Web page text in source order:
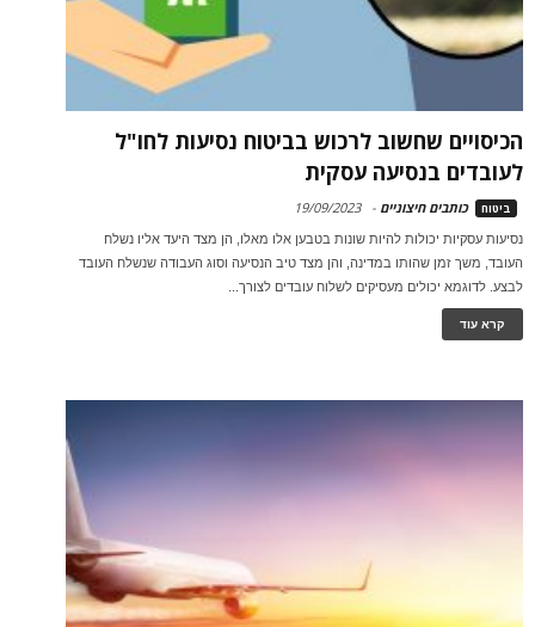
הכיסויים שחשוב לרכוש בביטוח נסיעות לחו"ל
לעובדים בנסיעה עסקית
ביטוח כותבים חיצוניים -
19/09/2023
נסיעות עסקיות יכולות להיות שונות בטבען אלו מאלו, הן מצד היעד אליו נשלח
העובד, משך זמן שהותו במדינה, והן מצד טיב הנסיעה וסוג העבודה שנשלח העובד
לבצע. לדוגמא יכולים מעסיקים לשלוח עובדים לצורך...
קרא עוד